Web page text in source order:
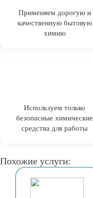
Применяем дорогую и
качественную бытовую
химию
Используем только
безопасные химические
средства для работы
Похожие услуги: